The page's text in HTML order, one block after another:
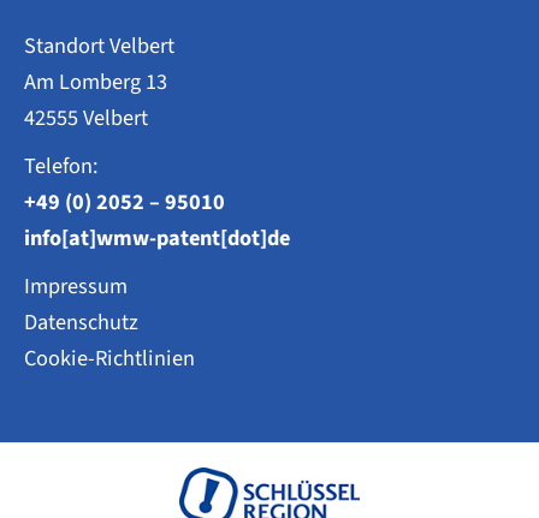
Standort Velbert
Am Lomberg 13
42555 Velbert
Telefon:
+49 (0) 2052 – 95010
info[at]wmw-patent[dot]de
Impressum
Datenschutz
Cookie-Richtlinien